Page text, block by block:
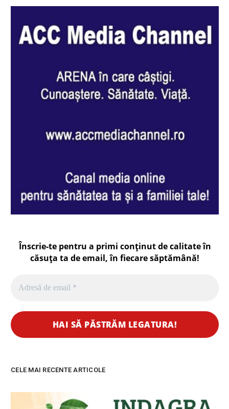
Înscrie-te pentru a primi conținut de calitate în
căsuța ta de email, în fiecaresăptămână!
CELE MAI RECENTE ARTICOLE